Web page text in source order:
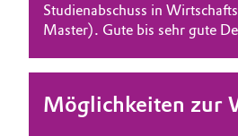
Coatings, Paints & Printing
ESHQ
Einkauf
Governance & Compliance
Studienabschuss in
Master). Gute bis sehr gute
Möglichkeiten zur